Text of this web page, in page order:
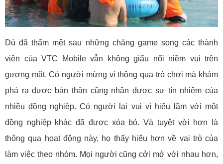
Dù đã thấm mệt sau những chặng game song các thành
viên của VTC Mobile vẫn không giấu nổi niềm vui trên
gương mặt. Có người mừng vì thông qua trò chơi mà khám
phá ra được bản thân cũng nhận được sự tín nhiệm của
nhiều đồng nghiệp. Có người lại vui vì hiểu lầm với một
đồng nghiệp khác đã được xóa bỏ. Và tuyệt vời hơn là
thông qua hoạt động này, họ thấy hiểu hơn về vai trò của
làm việc theo nhóm. Mọi người cũng cởi mở với nhau hơn,